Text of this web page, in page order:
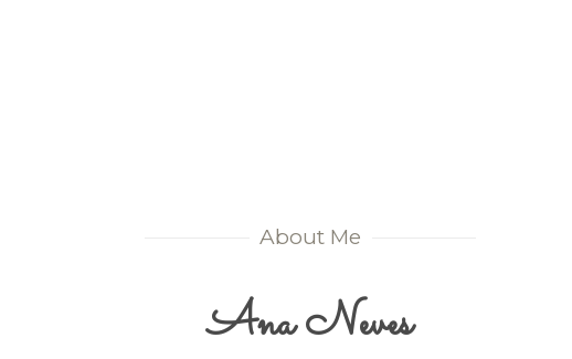
About Me
Ana Neves